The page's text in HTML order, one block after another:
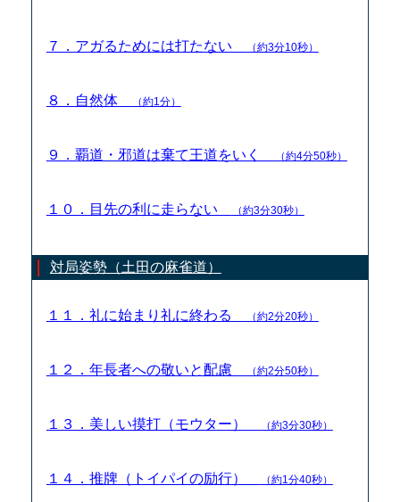
７．アガるためには打たない （約3分10秒）
８．自然体 （約1分）
９．覇道・邪道は棄て王道をいく （約4分50秒）
１０．目先の利に走らない （約3分30秒）
対局姿勢（土田の麻雀道）
１１．礼に始まり礼に終わる （約2分20秒）
１２．年長者への敬いと配慮 （約2分50秒）
１３．美しい摸打（モウター） （約3分30秒）
１４．推牌（トイパイの励行） （約1分40秒）